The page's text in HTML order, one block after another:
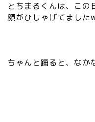
とちまるくんは、この
顔がひしゃげてました
ちゃんと踊ると、なか